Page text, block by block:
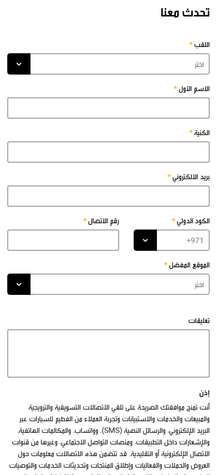
تحدث معنا
اللقب
الاسم الأول
الكنية
بريد الالكتروني
الكود الدولي رقم الاتصال
الموقع المفضل
تعليقات
إذن
أنت تمنح موافقتك الصريحة على تلقي الاتصالات التسويقية والترويجية
والمبيعات والخدمات والاستبيانات وتجربة العملاء من الفطيم للسيارات عبر
البريد الإلكتروني، والرسائل النصية (SMS)، وواتساب، والمكالمات الهاتفية،
والإشعارات داخل التطبيقات، ومنصات التواصل الاجتماعي، وغيرها من قنوات
الاتصال الإلكترونية أو التقليدية. قد تتضمن هذه الاتصالات معلومات حول
العروض والحملات والفعاليات وإطلاق المنتجات وتحديثات الخدمات والتوصيات